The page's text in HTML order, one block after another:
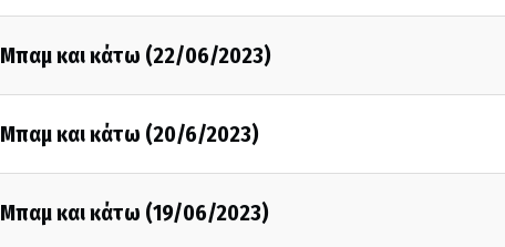
Μπαμ και κάτω (22/06/2023)
Μπαμ και κάτω (20/6/2023)
Μπαμ και κάτω (19/06/2023)